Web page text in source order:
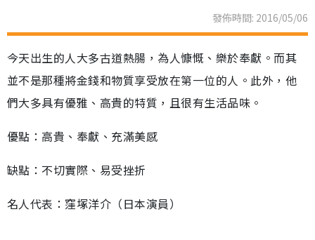
發佈時間: 2016/05/06
今天出生的人大多古道熱腸，為人慷慨、樂於奉獻。而其
並不是那種將金錢和物質享受放在第一位的人。此外，他
們大多具有優雅、高貴的特質，且很有生活品味。
優點：高貴、奉獻、充滿美感
缺點：不切實際、易受挫折
名人代表：窪塚洋介（日本演員）